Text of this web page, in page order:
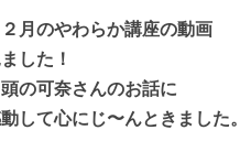
月のやわらか講座の動画
した！
の可奈さんのお話に
して心にじ〜んときました。